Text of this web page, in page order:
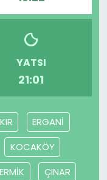
YATSI
21:01
ERGANİ
KOCAKÖY
ÇINAR